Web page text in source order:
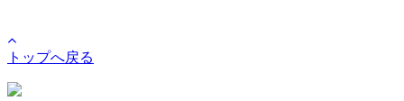
トップへ戻る